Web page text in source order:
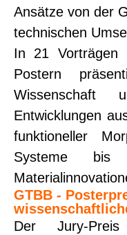
Ansätze von der
technischen
In 21 Vorträgen
Postern
Wissenschaft
Entwicklungen
funktioneller
Systeme bis
GTBB -
Der Jury-